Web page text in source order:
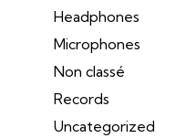
Headphones
Microphones
Non classé
Records
Uncategorized